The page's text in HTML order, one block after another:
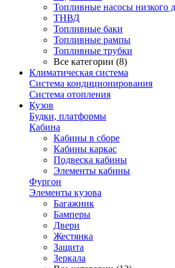
Топливные насосы низкого
ТНВД
Топливные баки
Топливные рампы
Топливные трубки
Все категории (8)
Климатическая система
Система кондиционирования
Система отопления
Кузов
Будки, платформы
Кабина
Кабины в сборе
Кабины каркас
Подвеска кабины
Элементы кабины
Фургон
Элементы кузова
Багажник
Бамперы
Двери
Жестянка
Защита
Зеркала